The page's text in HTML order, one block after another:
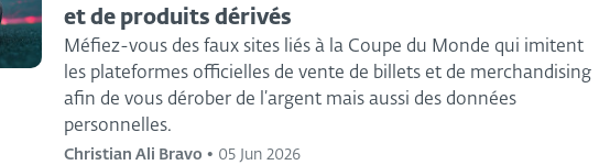
et de produits dérivés
Méfiez-vous des faux sites liés à la Coupe du Monde qui imitent
les plateformes officielles de vente de billets et de merchandising
afin de vous dérober de l’argent mais aussi des données
personnelles.
Christian Ali Bravo • 05 Jun 2026